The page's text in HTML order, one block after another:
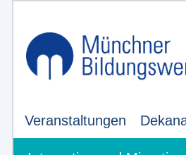
Veranstaltungen